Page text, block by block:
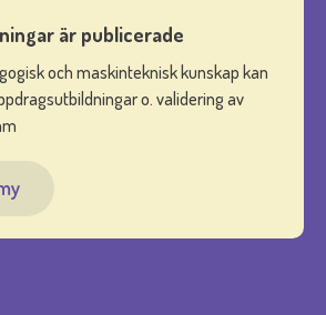
är publicerade
och maskinteknisk kunskap kan
o. validering av